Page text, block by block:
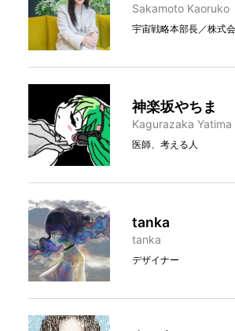
Sakamoto Kaoruko
宇宙戦略本部長／株式
神楽坂やちま
Kagurazaka Yatima
医師、考える人
tanka
tanka
デザイナー